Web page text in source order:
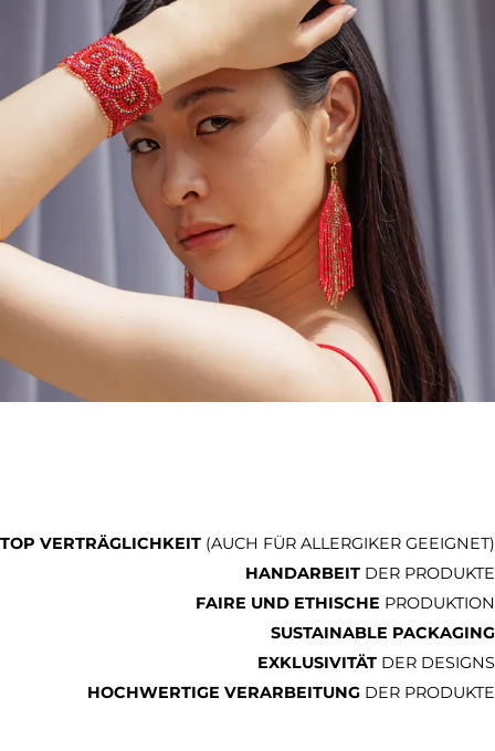
TOP VERTRÄGLICHKEIT (AUCH FÜR ALLERGIKER GEEIGNET)
HANDARBEIT DER PRODUKTE
FAIRE UND ETHISCHE PRODUKTION
SUSTAINABLE PACKAGING
EXKLUSIVITÄT DER DESIGNS
HOCHWERTIGE VERARBEITUNG DER PRODUKTE